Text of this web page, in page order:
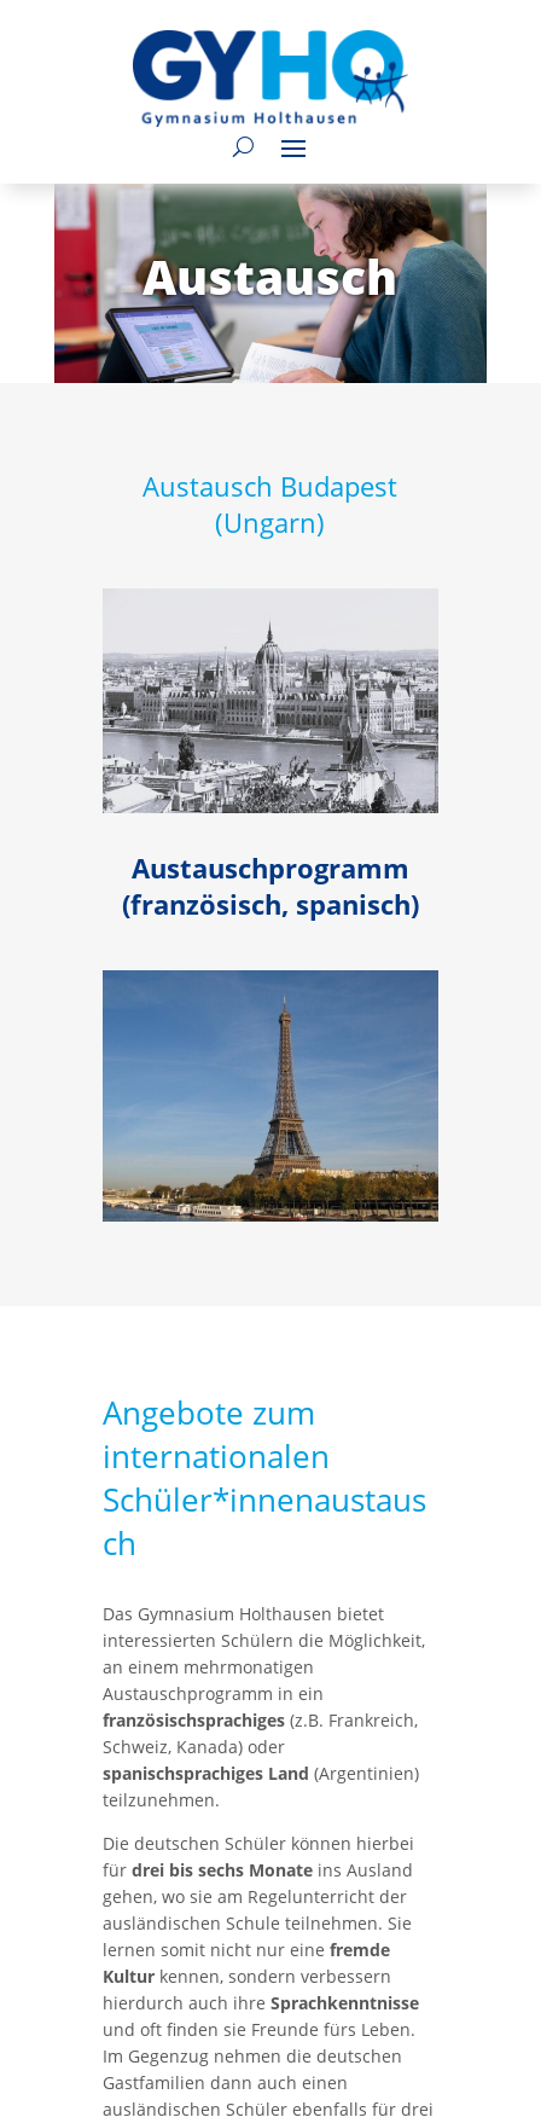
Austausch
Austausch Budapest
(Ungarn)
Austauschprogramm
(französisch, spanisch)
Angebote zum
internationalen
Schüler*innenaustaus
ch
Das Gymnasium Holthausen bietet
interessierten Schülern die Möglichkeit,
an einem mehrmonatigen
Austauschprogramm in ein
französischsprachiges(z.B. Frankreich,
Schweiz, Kanada) oder
spanischsprachiges Land (Argentinien)
teilzunehmen.
Die deutschen Schüler können hierbei
für drei bis sechs Monateins Ausland
gehen, wo sie am Regelunterricht der
ausländischen Schule teilnehmen. Sie
lernen somit nicht nur eine fremde
Kulturkennen, sondern verbessern
hierdurch auch ihre Sprachkenntnisse
und oft finden sie Freunde fürs Leben.
Im Gegenzug nehmen die deutschen
Gastfamilien dann auch einen
ausländischen Schüler ebenfalls für drei